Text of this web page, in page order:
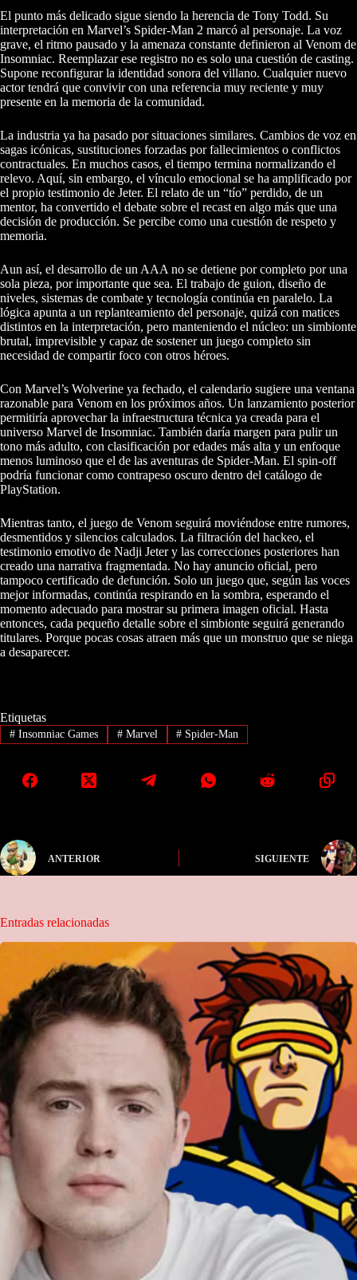
El punto más delicado sigue siendo la herencia de Tony Todd. Su
interpretación en Marvel’s Spider-Man 2 marcó al personaje. La voz
grave, el ritmo pausado y la amenaza constante definieron al Venom de
Insomniac. Reemplazar ese registro no es solo una cuestión de casting.
Supone reconfigurar la identidad sonora del villano. Cualquier nuevo
actor tendrá que convivir con una referencia muy reciente y muy
presente en la memoria de la comunidad.
La industria ya ha pasado por situaciones similares. Cambios de voz en
sagas icónicas, sustituciones forzadas por fallecimientos o conflictos
contractuales. En muchos casos, el tiempo termina normalizando el
relevo. Aquí, sin embargo, el vínculo emocional se ha amplificado por
el propio testimonio de Jeter. El relato de un “tío” perdido, de un
mentor, ha convertido el debate sobre el recast en algo más que una
decisión de producción. Se percibe como una cuestión de respeto y
memoria.
Aun así, el desarrollo de un AAA no se detiene por completo por una
sola pieza, por importante que sea. El trabajo de guion, diseño de
niveles, sistemas de combate y tecnología continúa en paralelo. La
lógica apunta a un replanteamiento del personaje, quizá con matices
distintos en la interpretación, pero manteniendo el núcleo: un simbionte
brutal, imprevisible y capaz de sostener un juego completo sin
necesidad de compartir foco con otros héroes.
Con Marvel’s Wolverine ya fechado, el calendario sugiere una ventana
razonable para Venom en los próximos años. Un lanzamiento posterior
permitiría aprovechar la infraestructura técnica ya creada para el
universo Marvel de Insomniac. También daría margen para pulir un
tono más adulto, con clasificación por edades más alta y un enfoque
menos luminoso que el de las aventuras de Spider-Man. El spin-off
podría funcionar como contrapeso oscuro dentro del catálogo de
PlayStation.
Mientras tanto, el juego de Venom seguirá moviéndose entre rumores,
desmentidos y silencios calculados. La filtración del hackeo, el
testimonio emotivo de Nadji Jeter y las correcciones posteriores han
creado una narrativa fragmentada. No hay anuncio oficial, pero
tampoco certificado de defunción. Solo un juego que, según las voces
mejor informadas, continúa respirando en la sombra, esperando el
momento adecuado para mostrar su primera imagen oficial. Hasta
entonces, cada pequeño detalle sobre el simbionte seguirá generando
titulares. Porque pocas cosas atraen más que un monstruo que se niega
a desaparecer.
Etiquetas
#Insomniac Games #Marvel # Spider-Man
ANTERIOR SIGUIENTE
Entradas relacionadas